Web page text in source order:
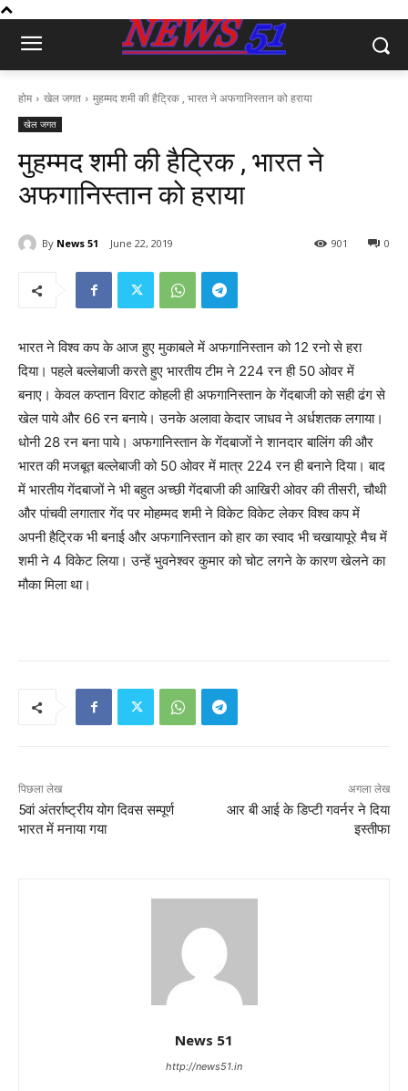
होम खेल जगत मुहम्मद शमी की हैट्रिक , भारत ने अफगानिस्तान को हराया
खेल जगत
मुहम्मद शमी की हैट्रिक , भारत ने
अफगानिस्तान को हराया
By News 51 June 22, 2019 0
901
भारत ने विश्व कप के आज हुए मुकाबले में अफगानिस्तान को 12 रनो से हरा
दिया। पहले बल्लेबाजी करते हुए भारतीय टीम ने 224 रन ही 50 ओवर में
बनाए। केवल कप्तान विराट कोहली ही अफगानिस्तान के गेंदबाजी को सही ढंग से
खेल पाये और 66 रन बनाये। उनके अलावा केदार जाधव ने अर्धशतक लगाया।
धोनी 28 रन बना पाये। अफगानिस्तान के गेंदबाजों ने शानदार बालिंग की और
भारत की मजबूत बल्लेबाजी को 50 ओवर में मात्र 224 रन ही बनाने दिया। बाद
में भारतीय गेंदबाजों ने भी बहुत अच्छी गेंदबाजी की आखिरी ओवर की तीसरी, चौथी
और पांचवी लगातार गेंद पर मोहम्मद शमी ने विकेट विकेट लेकर विश्व कप में
अपनी हैट्रिक भी बनाई और अफगानिस्तान को हार का स्वाद भी चखायापूरे मैच में
शमी ने 4 विकेट लिया। उन्हें भुवनेश्वर कुमार को चोट लगने के कारण खेलने का
मौका मिला था।
पिछला लेख
5वां अंतर्राष्ट्रीय योग दिवस सम्पूर्ण
भारत में मनाया गया
अगला लेख
आर बी आई के डिप्टी गवर्नर ने दिया
इस्तीफा
News 51
http://news51.in